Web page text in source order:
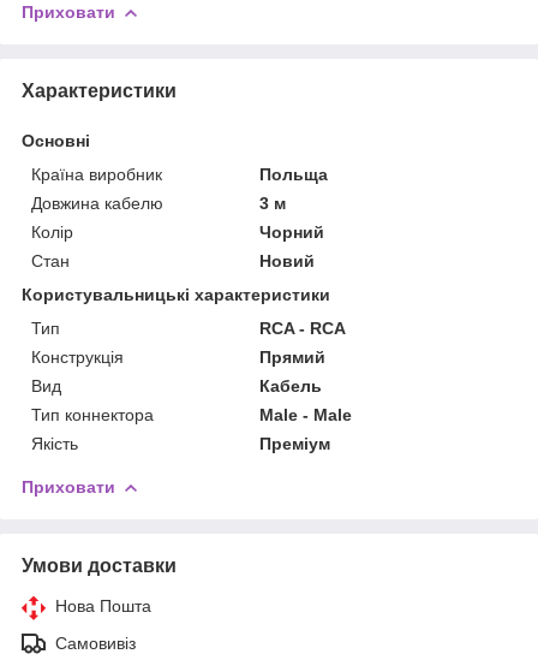
Приховати
Характеристики
Основні
Країна виробник
Польща
Довжина кабелю
3 м
Колір
Чорний
Стан
Новий
Користувальницькі характеристики
Тип
RCA - RCA
Конструкція
Прямий
Вид
Кабель
Тип коннектора
Male - Male
Якість
Преміум
Приховати
Умови доставки
Нова Пошта
Самовивіз